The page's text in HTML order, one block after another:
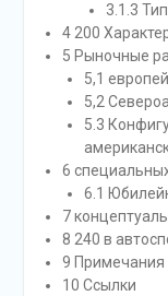
3.1.3
4 200
5 Рыночные
5,1
5,2
5.3
6
6.1
7
8 240 в
9 Примечания
10 Ссылки